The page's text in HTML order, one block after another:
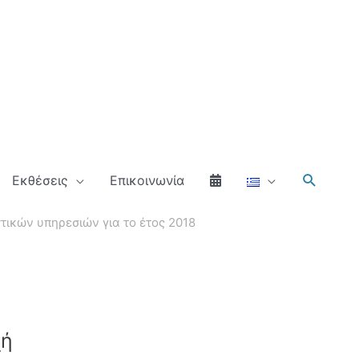
Εκθέσεις Επικοινωνία
υπηρεσιών για το έτος 2018